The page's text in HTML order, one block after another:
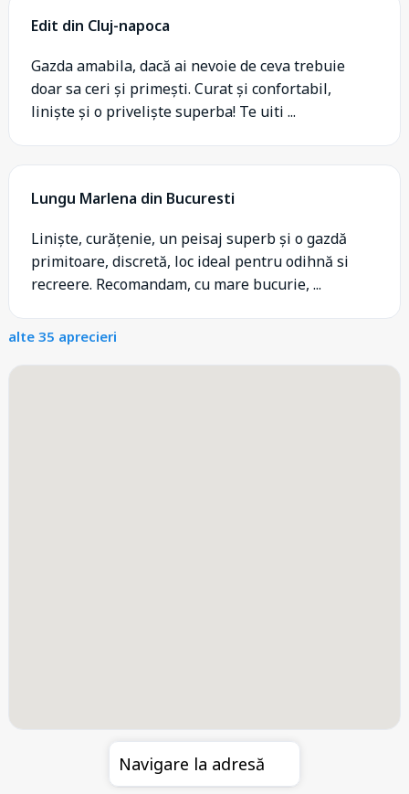
Edit din Cluj-napoca
Gazda amabila, dacă ai nevoie de ceva trebuie
doar sa ceri și primești. Curat și confortabil,
liniște și o priveliște superba! Te uiti ...
Lungu Marlena din Bucuresti
Liniște, curățenie, un peisaj superb și o gazdă
primitoare, discretă, loc ideal pentru odihnă si
recreere. Recomandam, cu mare bucurie, ...
alte 35 aprecieri
Navigare la adresă